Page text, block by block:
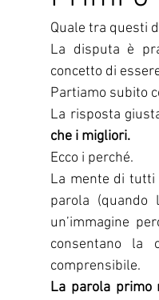
Quale tra questi
La disputa è
concetto di
Partiamo subito
La risposta
che i migliori.
Ecco i perché.
La mente di tutti
parola (quando
un’immagine
consentano la
comprensibile.
La parola primo